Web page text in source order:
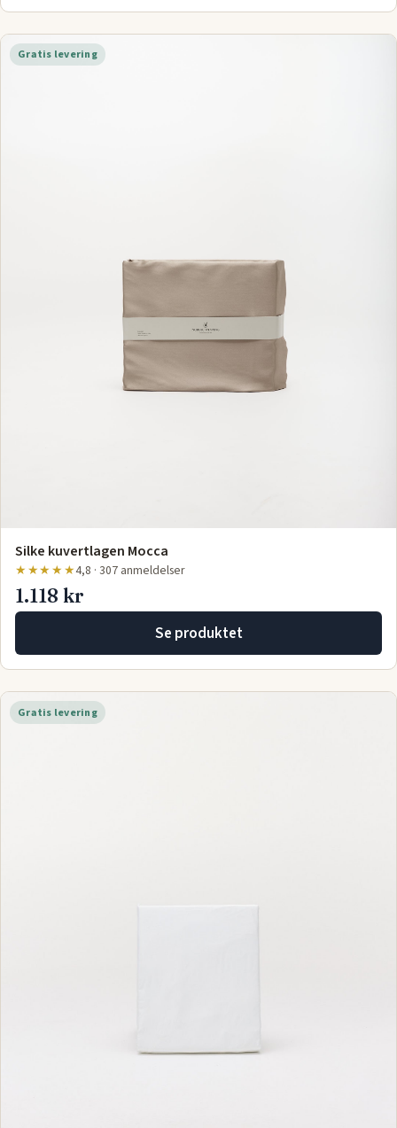
Gratis levering
Silke kuvertlagen Mocca
★★★★★4,8 · 307 anmeldelser
1.118 kr
Se produktet
Gratis levering